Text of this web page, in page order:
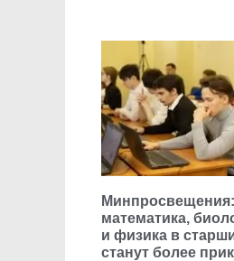
математика,
и физика в
станут более